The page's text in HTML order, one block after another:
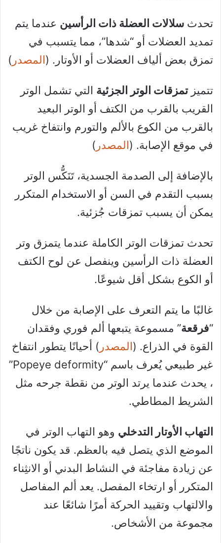
تحدث سلالات العضلة ذات الرأسين عندما يتم
تمديد العضلات أو “شدها”، مما يتسبب في
تمزق بعض ألياف العضلات أو الأوتار. (المصدر )
تتميزتمزقات الوتر الجزئية التي تشمل الوتر
القريب بالقرب من الكتف أو الوتر البعيد
بالقرب من الكوع بالألم والتورم وانتفاخ غريب
في موقع الإصابة. (المصدر )
بالإضافة إلى الصدمة الجسدية، تَنَكُّس الوتر
بسبب التقدم في السن أو الاستخدام المتكرر
يمكن أن يسبب تمزقات جُزئية.
تحدث تمزقات الوتر الكاملة عندما يتمزق وتر
العضلة ذات الرأسين وينفصل عن لوح الكتف
أو الكوع بشكل أقل شيوعًا.
غالبًا ما يتم التعرف على الإصابة من خلال
“فرقعة” مسموعة يتبعها ألم فوري وفقدان
القوة في الذراع. (المصدر ) أحيانًا يتطور انتفاخ
غير طبيعي يُعرف باسم “Popeye deformity”
، يحدث عندما يرتد الوتر من نقطة جرحه مثل
الشريط المطاطي.
التهاب الأوتار التدخلي وهو التهاب الوتر في
الموضع الذي يتصل فيه بالعظم. قد يكون ناتجًا
عن زيادة مفاجئة في النشاط البدني أو الانثِناء
المتكرر أو ارتخاء المفصل. يعد ألم المفاصل
والالتهاب وتقييد الحركة أمرًا شائعًا عند
مجموعة من الأشخاص.